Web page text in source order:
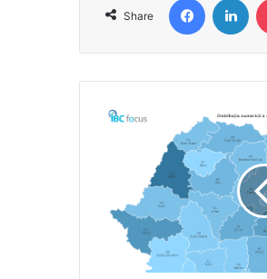
Share
Analiză
proiecte
care
estimează
necesar